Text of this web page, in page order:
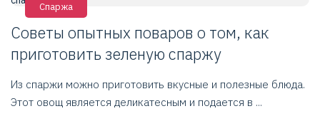
Спаржа
Советы опытных поваров о том, как
приготовить зеленую спаржу
Из спаржи можно приготовить вкусные и полезные блюда.
Этот овощ является деликатесным и подается в ...